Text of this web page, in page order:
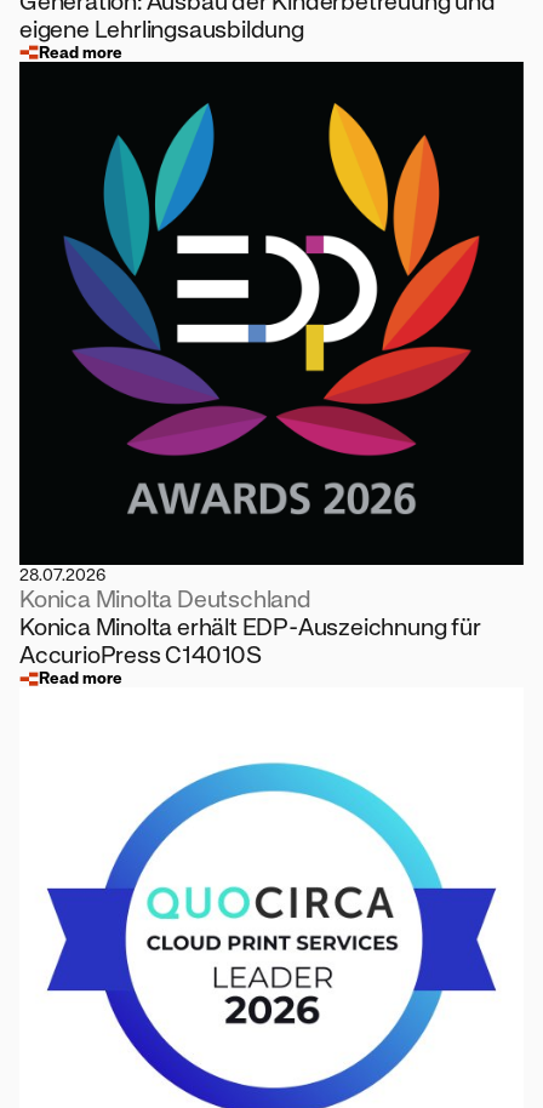
eigene Lehrlingsausbildung
Read more
28.07.2026
Konica Minolta Deutschland
Konica Minolta erhält EDP-Auszeichnung für
AccurioPress C14010S
Read more